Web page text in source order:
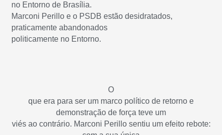
no Entorno de Brasília.
Marconi Perillo e o PSDB estão desidratados,
praticamente abandonados
politicamente no Entorno.
O
que era para ser um marco político de retorno e
demonstração de força teve um
viés ao contrário. Marconi Perillo sentiu um efeito rebote: